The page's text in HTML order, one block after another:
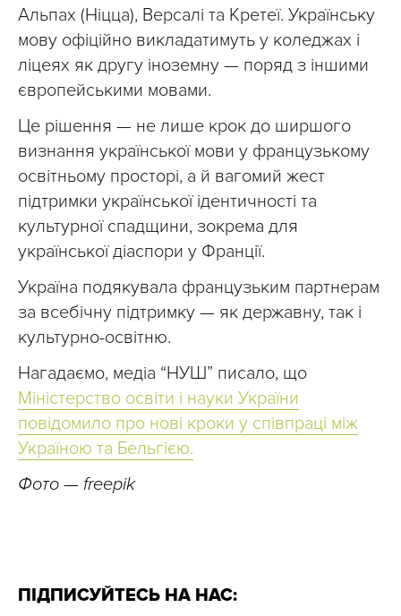
Альпах (Ніцца), Версалі та Кретеї. Українську
мову офіційно викладатимуть у коледжах і
ліцеях як другу іноземну — поряд з іншими
європейськими мовами.
Це рішення — не лише крок до ширшого
визнання української мови у французькому
освітньому просторі, а й вагомий жест
підтримки української ідентичності та
культурної спадщини, зокрема для
української діаспори у Франції.
Україна подякувала французьким партнерам
за всебічну підтримку — як державну, так і
культурно-освітню.
Нагадаємо, медіа “НУШ” писало, що
Міністерство освіти і науки України
повідомило про нові кроки у співпраці між
Україною та Бельгією.
Фото — freepik
ПІДПИСУЙТЕСЬ НА НАС: